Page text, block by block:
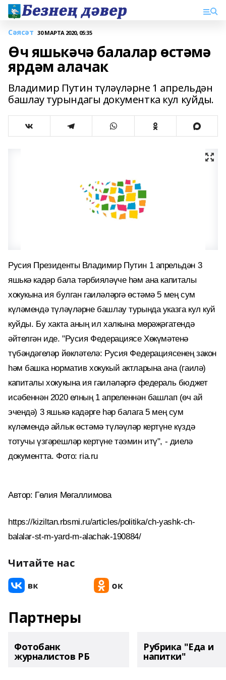
Сәясәт 30 МАРТА 2020, 05:35
Өч яшькәчә балалар өстәмә
ярдәм алачак
Владимир Путин түләүләрне 1 апрельдән
башлау турындагы документка кул куйды.
Русия Президенты Владимир Путин 1 апрельдән 3
яшькә кадәр бала тәрбияләүче һәм ана капиталы
хокукына ия булган гаиләләргә өстәмә 5 мең сум
күләмендә түләүләрне башлау турында указга кул куй
куйды. Бу хакта аның ил халкына мөрәҗәгатендә
әйтелгән иде. "Русия Федерациясе Хөкүмәтенә
түбәндәгеләр йөкләтелә: Русия Федерациясенең закон
һәм башка норматив хокукый актларына ана (гаилә)
капиталы хокукына ия гаиләләргә федераль бюджет
исәбеннән 2020 елның 1 апреленнән башлап (өч ай
эчендә) 3 яшькә кадәрге һәр балага 5 мең сум
күләмендә айлык өстәмә түләүләр кертүне күздә
тотучы үзгәрешләр кертүне тәэмин итү", - диелә
документта. Фото: ria.ru
Автор: Гөлия Мөгаллимова
https://kiziltan.rbsmi.ru/articles/politika/ch-yashk-ch-
balalar-st-m-yard-m-alachak-190884/
Читайте нас
Партнеры
Фотобанк
журналистов РБ
Рубрика "Еда и
напитки"